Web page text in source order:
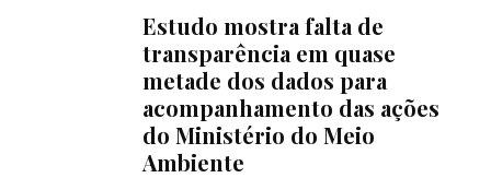
Estudo mostra falta de
transparência em quase
metade dos dados para
acompanhamento das ações
do Ministério do Meio
Ambiente